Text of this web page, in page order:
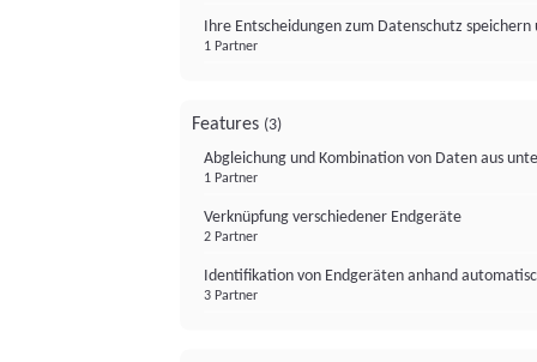
Ihre Entscheidungen zum Datenschutz
1 Partner
Features (3)
Abgleichung und Kombination von Daten aus
1 Partner
Verknüpfung verschiedener Endgeräte
2 Partner
Identifikation von Endgeräten anhand
3 Partner